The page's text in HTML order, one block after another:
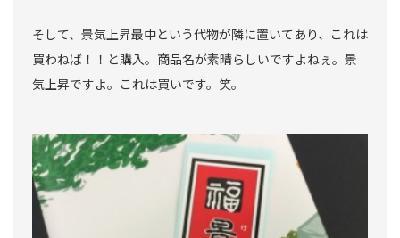
そして、景気上昇最中という代物が隣に置いてあり、これは
買わねば！！と購入。商品名が素晴らしいですよねぇ。景
気上昇ですよ。これは買いです。笑。